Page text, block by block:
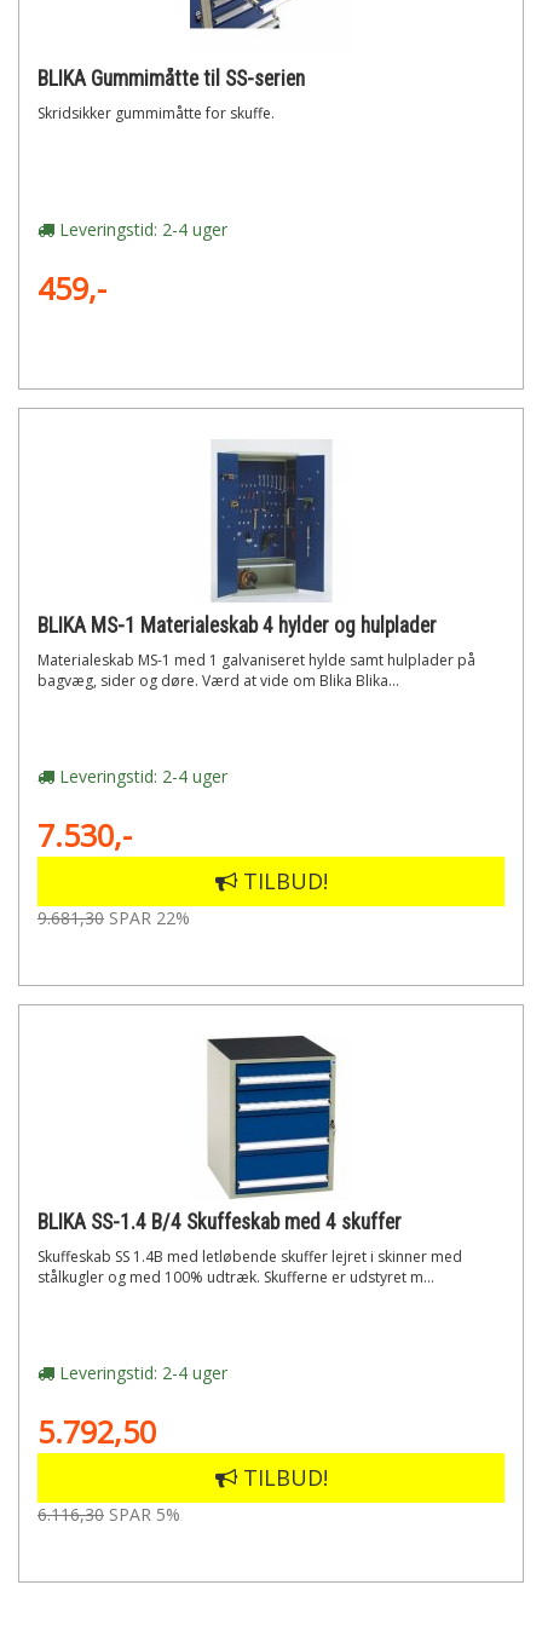
BLIKA Gummimåtte til SS-serien
Skridsikker gummimåtte for skuffe.
Leveringstid: 2-4 uger
459,-
BLIKA MS-1 Materialeskab 4 hylder og hulplader
Materialeskab MS-1 med 1 galvaniseret hylde samt hulplader på
bagvæg, sider og døre. Værd at vide om Blika Blika...
Leveringstid: 2-4 uger
7.530,-
TILBUD!
9.681,30 SPAR 22%
BLIKA SS-1.4 B/4 Skuffeskab med 4 skuffer
Skuffeskab SS 1.4B med letløbende skuffer lejret i skinner med
stålkugler og med 100% udtræk. Skufferne er udstyret m...
Leveringstid: 2-4 uger
5.792,50
TILBUD!
6.116,30 SPAR 5%